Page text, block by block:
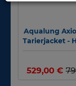
Aqualung
Tarierjacket -
- XS #
529,00 €
€